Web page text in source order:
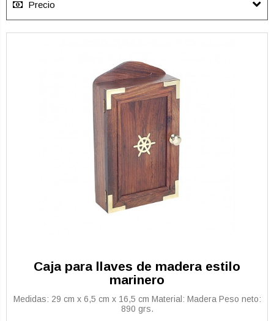
Precio
Caja para llaves de madera estilo
marinero
Medidas: 29 cm x 6,5 cm x 16,5 cm Material: Madera Peso neto:
890 grs.